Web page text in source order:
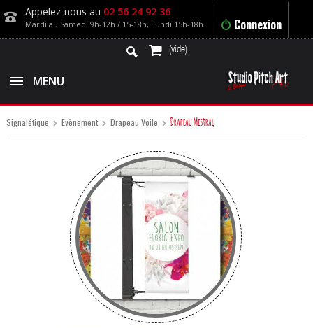
Connexion
Appelez-nous au 02 56 24 92 36
Mardi au Samedi 9h-12h / 15-18h, Lundi 15h-18h
(vide)
MENU
Signalétique Evènement Drapeau Voile Drapeau Mistral